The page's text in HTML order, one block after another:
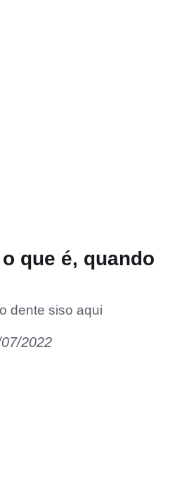
que é, quando
dente siso aqui
2022